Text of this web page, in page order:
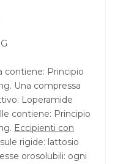
contiene: Principio
Una compressa
Loperamide
contiene: Principio
Eccipienti con
rigide: lattosio
orosolubili: ogni